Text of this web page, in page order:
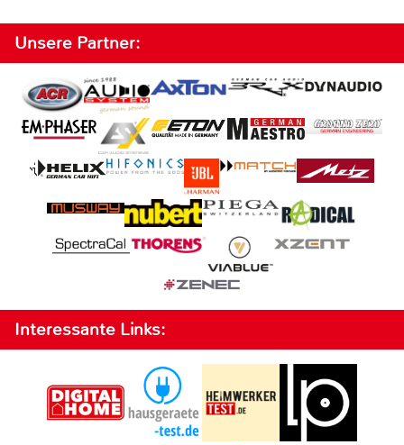
Unsere Partner:
Interessante Links: